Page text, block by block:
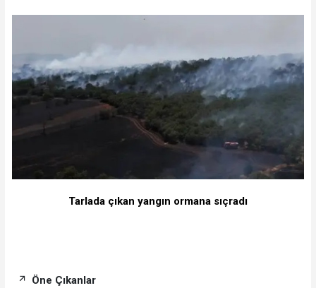
Tarlada çıkan yangın ormana sıçradı
Öne Çıkanlar